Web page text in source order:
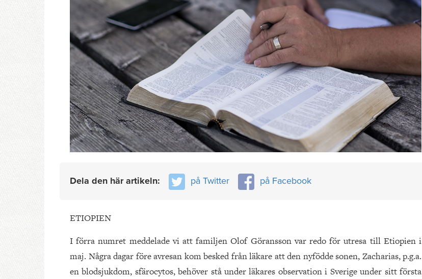
Dela den här artikeln: på Twitter på Facebook
ETIOPIEN
I förra numret meddelade vi att familjen Olof Göransson var redo för utresa till Etiopien i
maj. Några dagar före avresan kom besked från läkare att den nyfödde sonen, Zacharias, p.g.a.
en blodsjukdom, sfärocytos, behöver stå under läkares observation i Sverige under sitt första